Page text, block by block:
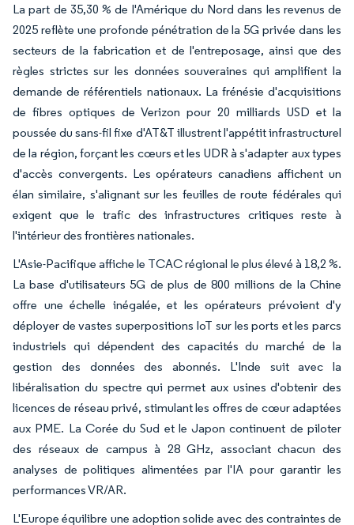
La part de 35,30 % de l'Amérique du Nord dans les revenus de
2025 reflète une profonde pénétration de la 5G privée dans les
secteurs de la fabrication et de l'entreposage, ainsi que des
règles strictes sur les données souveraines qui amplifient la
demande de référentiels nationaux. La frénésie d'acquisitions
de fibres optiques de Verizon pour 20 milliards USD et la
poussée du sans-fil fixe d'AT&T illustrent l'appétit infrastructurel
de la région, forçant les cœurs et les UDR à s'adapter aux types
d'accès convergents. Les opérateurs canadiens affichent un
élan similaire, s'alignant sur les feuilles de route fédérales qui
exigent que le trafic des infrastructures critiques reste à
l'intérieur des frontières nationales.
L'Asie-Pacifique affiche le TCAC régional le plus élevé à 18,2 %.
La base d'utilisateurs 5G de plus de 800 millions de la Chine
offre une échelle inégalée, et les opérateurs prévoient d'y
déployer de vastes superpositions IoT sur les ports et les parcs
industriels qui dépendent des capacités du marché de la
gestion des données des abonnés. L'Inde suit avec la
libéralisation du spectre qui permet aux usines d'obtenir des
licences de réseau privé, stimulant les offres de cœur adaptées
aux PME. La Corée du Sud et le Japon continuent de piloter
des réseaux de campus à 28 GHz, associant chacun des
analyses de politiques alimentées par l'IA pour garantir les
performances VR/AR.
L'Europe équilibre une adoption solide avec des contraintes de